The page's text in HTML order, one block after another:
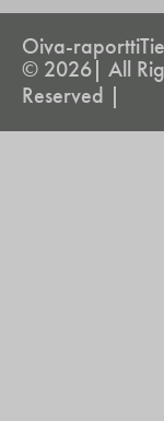
Oiva-raportti
© 2026| All
Reserved |